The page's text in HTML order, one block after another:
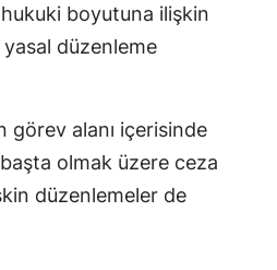
boyutuna ilişkin
yasal düzenleme
görev alanı içerisinde
olmak üzere ceza
düzenlemeler de